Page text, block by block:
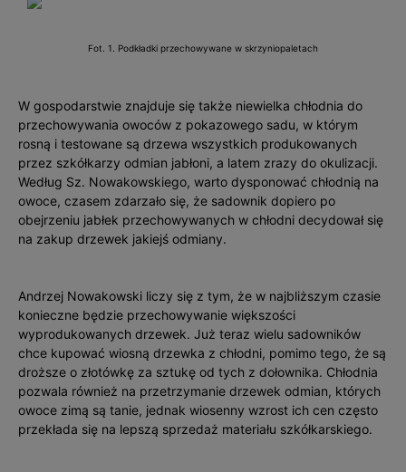
Fot. 1. Podkładki przechowywane w skrzyniopaletach
W gospodarstwie znajduje się także niewielka chłodnia do
przechowywania owoców z pokazowego sadu, w którym
rosną i testowane są drzewa wszystkich produkowanych
przez szkółkarzy odmian jabłoni, a latem zrazy do okulizacji.
Według Sz. Nowakowskiego, warto dysponować chłodnią na
owoce, czasem zdarzało się, że sadownik dopiero po
obejrzeniu jabłek przechowywanych w chłodni decydował się
na zakup drzewek jakiejś odmiany.
Andrzej Nowakowski liczy się z tym, że w najbliższym czasie
konieczne będzie przechowywanie większości
wyprodukowanych drzewek. Już teraz wielu sadowników
chce kupować wiosną drzewka z chłodni, pomimo tego, że są
droższe o złotówkę za sztukę od tych z dołownika. Chłodnia
pozwala również na przetrzymanie drzewek odmian, których
owoce zimą są tanie, jednak wiosenny wzrost ich cen często
przekłada się na lepszą sprzedaż materiału szkółkarskiego.